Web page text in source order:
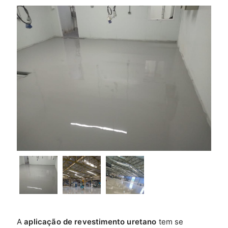
Aaplicação de revestimento uretano tem se